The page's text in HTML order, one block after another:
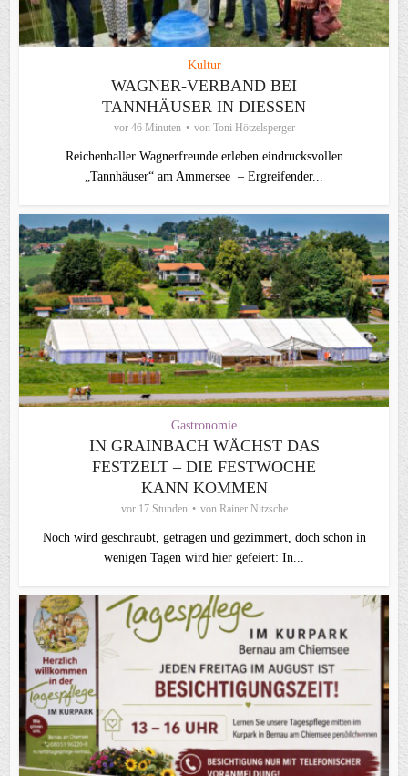
Kultur
WAGNER-VERBAND BEI
TANNHÄUSER IN DIESSEN
vor 46 Minuten von Toni Hötzelsperger
Reichenhaller Wagnerfreunde erleben eindrucksvollen
„Tannhäuser“ am Ammersee – Ergreifender...
Gastronomie
IN GRAINBACH WÄCHST DAS
FESTZELT – DIE FESTWOCHE
KANN KOMMEN
vor 17 Stunden von Rainer Nitzsche
Noch wird geschraubt, getragen und gezimmert, doch schon in
wenigen Tagen wird hier gefeiert: In...